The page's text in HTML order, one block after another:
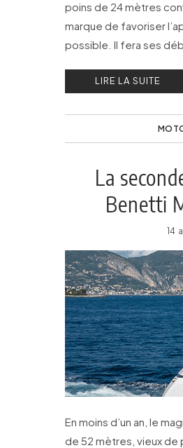
poins de 24 mètres
marque de favoriser
possible. Il fera ses
LIRE LA SUITE
La
Benetti
14
En moins d’un an, le
de 52 mètres, vieux de